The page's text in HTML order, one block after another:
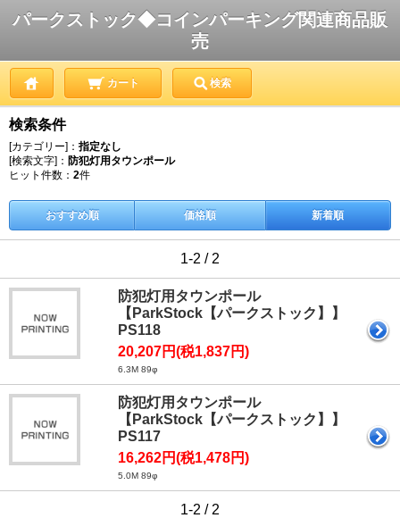
パークストック◆コインパーキング関連商品販
売
カート 検索
検索条件
[カテゴリー]： 指定なし
[検索文字]： 防犯灯用タウンポール
ヒット件数： 2件
おすすめ順 価格順 新着順
1-2 / 2
防犯灯用タウンポール
【ParkStock【パークストック】】
PS118
20,207円(税1,837円)
6.3M 89φ
防犯灯用タウンポール
【ParkStock【パークストック】】
PS117
16,262円(税1,478円)
5.0M 89φ
1-2 / 2